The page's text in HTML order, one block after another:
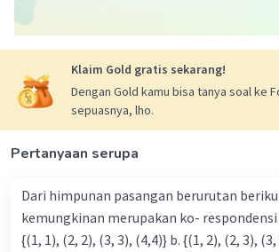
Klaim Gold gratis sekarang!
Dengan Gold kamu bisa tanya soal ke
sepuasnya, lho.
Pertanyaan serupa
Dari himpunan pasangan berurutan
kemungkinan merupakan ko- respondensi satu-satu? a.
{(1, 1), (2, 2), (3, 3), (4,4)} b. {(1, 2), (2, 3), (3, 4). (4,5)} c. {(2,7).